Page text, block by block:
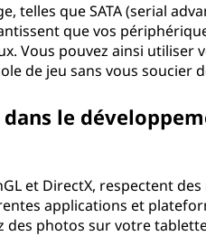
telles que SATA (serial
que vos
Vous pouvez ainsi
de jeu sans vous soucier
le
et DirectX, respectent
applications et
photos sur votre